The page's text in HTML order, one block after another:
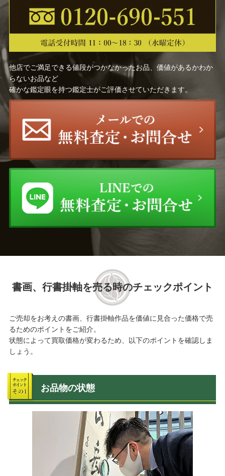
草津市
守山市
長浜市
大津市
栗東市
京都府
福知山市
城陽市
亀岡市
木津川市
京丹後市
長岡京市
宇治市
大阪府
大東市
羽曳野市
東大阪市
枚方市
大阪市平野区
池田市
和泉市
泉佐野市
岸和田市
松原市
箕面市
堺市
吹田市
高槻市
兵庫県
明石市
尼崎市
芦屋市
神戸市東灘区
姫路市
西宮市
橿原市
大和郡山市
愛知県
安城市
犬山市
尾張旭市
瀬戸市
豊橋市
板橋区
町田市
目黒区
港区
練馬区
西東京市
世田谷区
渋谷区
新宿区
杉並区
台東区
中央区
北区
豊島区
神奈川県
他店でご満足できる値段がつかなかったお品、価値があるかわか
らないお品など
確かな鑑定眼を持つ鑑定士がご評価させていただきます。
書画、行書掛軸を売る時のチェックポイント
ご売却をお考えの書画、行書掛軸作品を価値に見合った価格で売
るためのポイントをご紹介。
状態によって買取価格が変わるため、以下のポイントを確認しま
しょう。
お品物の状態